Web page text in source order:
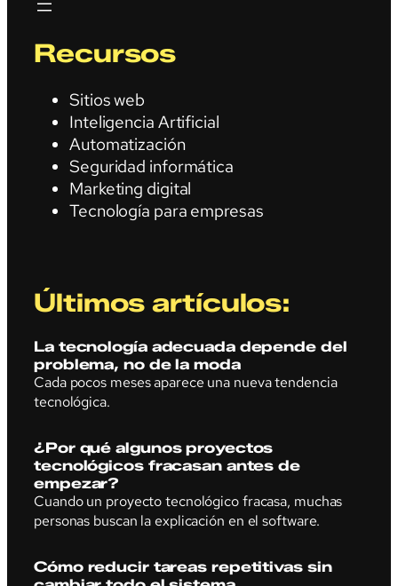
Recursos
Sitios web
Inteligencia Artificial
Automatización
Seguridad informática
Marketing digital
Tecnología para empresas
Últimos artículos:
La tecnología adecuada depende del
problema, no de la moda
Cada pocos meses aparece una nueva tendencia
tecnológica.
¿Por qué algunos proyectos
tecnológicos fracasan antes de
empezar?
Cuando un proyecto tecnológico fracasa, muchas
personas buscan la explicación en el software.
Cómo reducir tareas repetitivas sin